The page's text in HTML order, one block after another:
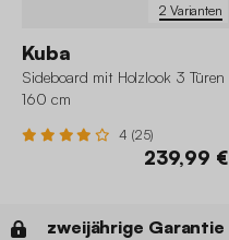
2 Varianten
Kuba
Sideboard mit Holzlook 3 Türen
160 cm
4 (25)
239,99 €
zweijährige Garantie